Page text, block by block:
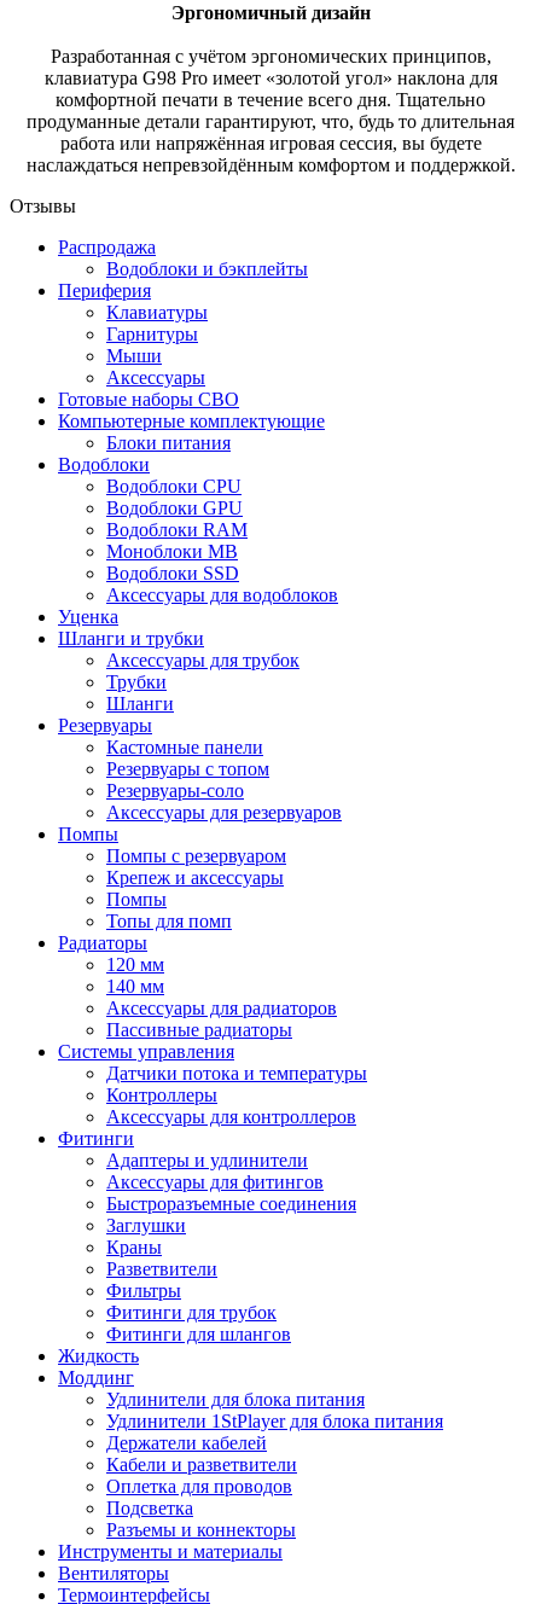
Эргономичный дизайн
Разработанная с учётом эргономических принципов,
клавиатура G98 Pro имеет «золотой угол» наклона для
комфортной печати в течение всего дня. Тщательно
продуманные детали гарантируют, что, будь то длительная
работа или напряжённая игровая сессия, вы будете
наслаждаться непревзойдённым комфортом и поддержкой.
Отзывы
Распродажа
Водоблоки и бэкплейты
Периферия
Клавиатуры
Гарнитуры
Мыши
Аксессуары
Готовые наборы СВО
Компьютерные комплектующие
Блоки питания
Водоблоки
Водоблоки CPU
Водоблоки GPU
Водоблоки RAM
Моноблоки MB
Водоблоки SSD
Аксессуары для водоблоков
Уценка
Шланги и трубки
Аксессуары для трубок
Трубки
Шланги
Резервуары
Кастомные панели
Резервуары с топом
Резервуары-соло
Аксессуары для резервуаров
Помпы
Помпы с резервуаром
Крепеж и аксессуары
Помпы
Топы для помп
Радиаторы
120 мм
140 мм
Аксессуары для радиаторов
Пассивные радиаторы
Системы управления
Датчики потока и температуры
Контроллеры
Аксессуары для контроллеров
Фитинги
Адаптеры и удлинители
Аксессуары для фитингов
Быстроразъемные соединения
Заглушки
Краны
Разветвители
Фильтры
Фитинги для трубок
Фитинги для шлангов
Жидкость
Моддинг
Удлинители для блока питания
Удлинители 1StPlayer для блока питания
Держатели кабелей
Кабели и разветвители
Оплетка для проводов
Подсветка
Разъемы и коннекторы
Инструменты и материалы
Вентиляторы
Термоинтерфейсы